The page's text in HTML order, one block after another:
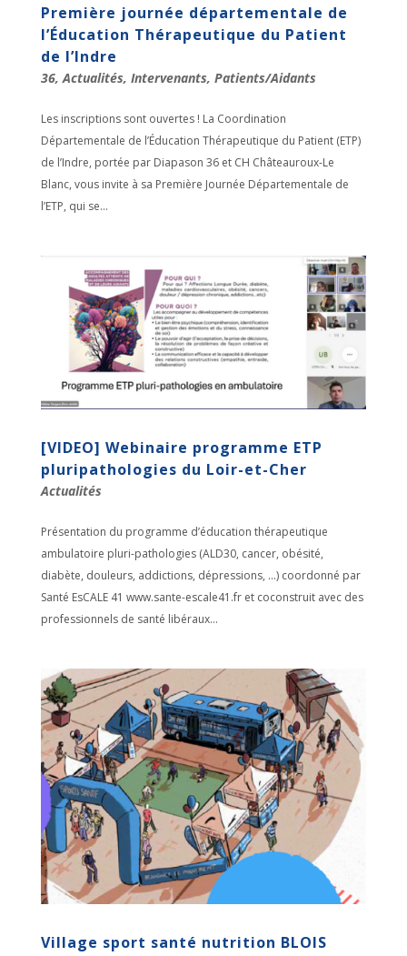
Première journée départementale de
l’Éducation Thérapeutique du Patient
de l’Indre
36,Actualités, Intervenants, Patients/Aidants
Les inscriptions sont ouvertes ! La Coordination
Départementale de l’Éducation Thérapeutique du Patient (ETP)
de l’Indre, portée par Diapason 36 et CH Châteauroux-Le
Blanc, vous invite à sa Première Journée Départementale de
l’ETP, qui se...
[VIDEO] Webinaire programme ETP
pluripathologies du Loir-et-Cher
Actualités
Présentation du programme d’éducation thérapeutique
ambulatoire pluri-pathologies (ALD30, cancer, obésité,
diabète, douleurs, addictions, dépressions, …) coordonné par
Santé EsCALE 41 www.sante-escale41.fr et coconstruit avec des
professionnels de santé libéraux...
Village sport santé nutrition BLOIS